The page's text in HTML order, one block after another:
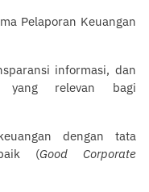
Pelaporan Keuangan
informasi, dan
relevan bagi
dengan tata
(Good Corporate